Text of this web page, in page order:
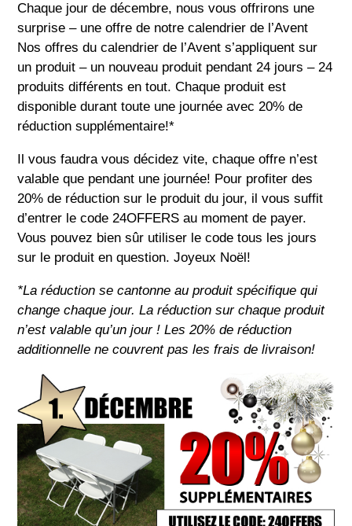
Chaque jour de décembre, nous vous offrirons une
surprise – une offre de notre calendrier de l’Avent
Nos offres du calendrier de l’Avent s’appliquent sur
un produit – un nouveau produit pendant 24 jours – 24
produits différents en tout. Chaque produit est
disponible durant toute une journée avec 20% de
réduction supplémentaire!*
Il vous faudra vous décidez vite, chaque offre n’est
valable que pendant une journée! Pour profiter des
20% de réduction sur le produit du jour, il vous suffit
d’entrer le code 24OFFERS au moment de payer.
Vous pouvez bien sûr utiliser le code tous les jours
sur le produit en question. Joyeux Noël!
*La réduction se cantonne au produit spécifique qui
change chaque jour. La réduction sur chaque produit
n’est valable qu’un jour ! Les 20% de réduction
additionnelle ne couvrent pas les frais de livraison!